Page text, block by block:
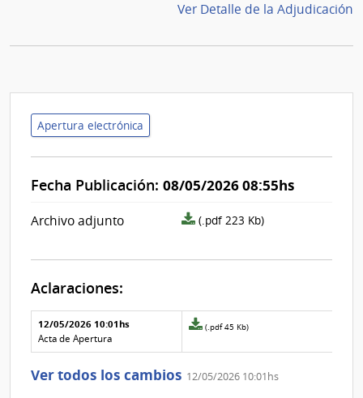
Ver Detalle de la Adjudicación
Apertura electrónica
Fecha Publicación: 08/05/2026 08:55hs
Archivo adjunto
archivo
(.pdf 223 Kb)
Aclaraciones:
Aclaraciones del llamado
Fecha y
texto de
la
Archivo
de la
12/05/2026 10:01hs
Acta de Apertura
Archivo
de
aclaración
(.pdf 45 Kb)
Ver todos los cambios 12/05/2026 10:01hs